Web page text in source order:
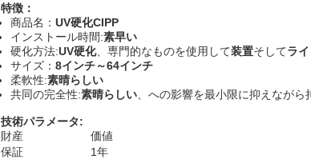
特徴：
商品名： UV硬化CIPP
インストール時間:素早い
硬化方法:UV硬化、専門的なものを使用して装置そしてライ
サイズ： 8インチ～64インチ
柔軟性:素晴らしい
共同の完全性:素晴らしい 、への影響を最小限に抑えながら
技術パラメータ:
財産
価値
保証
1年